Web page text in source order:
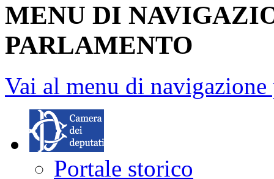
MENU DI
PARLAMENTO
Vai al menu di
Portale storico